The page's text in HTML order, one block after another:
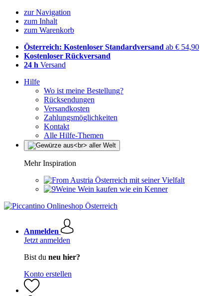
zur Navigation
zum Inhalt
zum Warenkorb
Österreich: Kostenloser Standardversand ab € 54,90
Kostenloser Rückversand
24 h Versand
Hilfe
Wo ist meine Bestellung?
Rücksendungen
Versandkosten
Zahlungsmöglichkeiten
Kontakt
Alle Hilfe-Themen
Mehr Inspiration
Österreich mit seiner Vielfalt
Wein kaufen wie ein Kenner
Anmelden
Jetzt anmelden
Bist du neu hier?
Konto erstellen